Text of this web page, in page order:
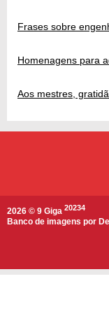
Frases sobre
Homenagens para
Aos mestres,
2026 © 9 Giga 20234
Banco de imagens por